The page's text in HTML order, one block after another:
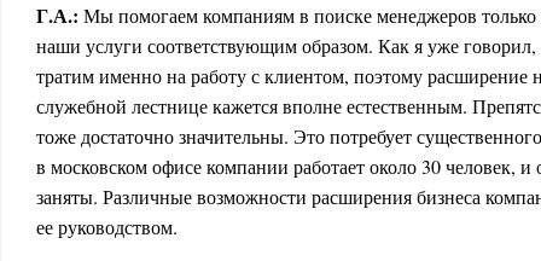
Г.А.: Мы помогаем компаниям в поиске менеджеров
наши услуги соответствующим образом. Как я уже
тратим именно на работу с клиентом, поэтому расширение
служебной лестнице кажется вполне естественным.
тоже достаточно значительны. Это потребует
в московском офисе компании работает около 30 человек, и
заняты. Различные возможности расширения бизнеса
ее руководством.